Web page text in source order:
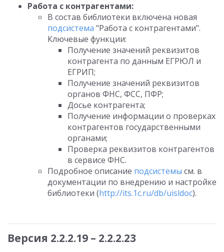
Работа с контрагентами:
В состав библиотеки включена новая
подсистема "Работа с контрагентами".
Ключевые функции:
Получение значений реквизитов
контрагента по данным ЕГРЮЛ и
ЕГРИП;
Получение значений реквизитов
органов ФНС, ФСС, ПФР;
Досье контрагента;
Получение информации о проверках
контрагентов государственными
органами;
Проверка реквизитов контрагентов
в сервисе ФНС.
Подробное описание подсистемы см. в
документации по внедрению и настройке
библиотеки (http://its.1c.ru/db/uisldoc).
Версия 2.2.2.19 – 2.2.2.23